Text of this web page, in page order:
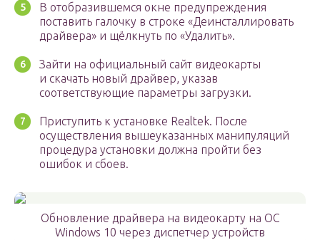
В отобразившемся окне предупреждения
поставить галочку в строке «Деинсталлировать
драйвера» и щёлкнуть по «Удалить».
Зайти на официальный сайт видеокарты
и скачать новый драйвер, указав
соответствующие параметры загрузки.
Приступить к установке Realtek. После
осуществления вышеуказанных манипуляций
процедура установки должна пройти без
ошибок и сбоев.
Обновление драйвера на видеокарту на OC
Windows 10 через диспетчер устройств